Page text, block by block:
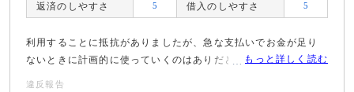
返済のしやすさ 5 借入のしやすさ 5
利用することに抵抗がありましたが、急な支払いでお金が足り
ないときに計画的に使っていくのはありだと思っています。
もっと詳しく読む
違反報告